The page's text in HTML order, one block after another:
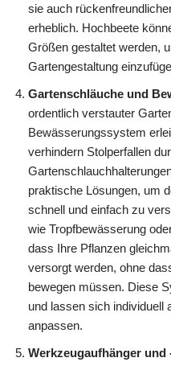
sie auch
erheblich. Hochbeete
Größen gestaltet werden,
Gartengestaltung
Gartenschläuche und
ordentlich verstauter
Bewässerungssystem
verhindern Stolperfallen
praktische Lösungen, um
schnell und einfach zu
wie Tropfbewässerung
dass Ihre Pflanzen
versorgt werden, ohne
bewegen müssen. Diese
und lassen sich individuell
anpassen.
Werkzeugaufhänger und